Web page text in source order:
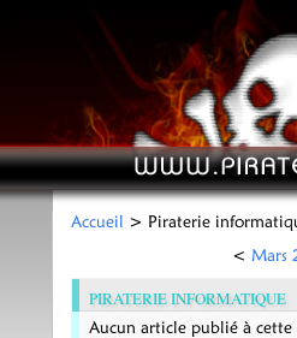
Accueil > Piraterie
< Mars
PIRATERIE
Aucun article publié à cette